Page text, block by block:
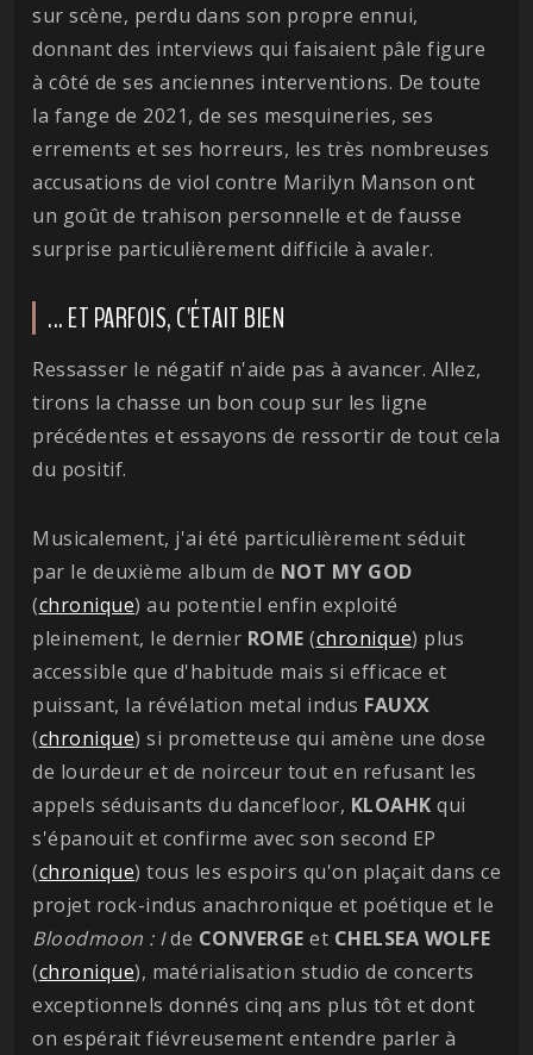
sur scène, perdu dans son propre ennui,
donnant des interviews qui faisaient pâle figure
à côté de ses anciennes interventions. De toute
la fange de 2021, de ses mesquineries, ses
errements et ses horreurs, les très nombreuses
accusations de viol contre Marilyn Manson ont
un goût de trahison personnelle et de fausse
surprise particulièrement difficile à avaler.
... ET PARFOIS, C'ÉTAIT BIEN
Ressasser le négatif n'aide pas à avancer. Allez,
tirons la chasse un bon coup sur les ligne
précédentes et essayons de ressortir de tout cela
du positif.
Musicalement, j'ai été particulièrement séduit
par le deuxième album de NOT MY GOD
(chronique) au potentiel enfin exploité
pleinement, le dernier ROME (chronique) plus
accessible que d'habitude mais si efficace et
puissant, la révélation metal indus FAUXX
(chronique) si prometteuse qui amène une dose
de lourdeur et de noirceur tout en refusant les
appels séduisants du dancefloor, KLOAHK qui
s'épanouit et confirme avec son second EP
(chronique) tous les espoirs qu'on plaçait dans ce
projet rock-indus anachronique et poétique et le
Bloodmoon : Ide CONVERGE et CHELSEA WOLFE
(chronique), matérialisation studio de concerts
exceptionnels donnés cinq ans plus tôt et dont
on espérait fiévreusement entendre parler à